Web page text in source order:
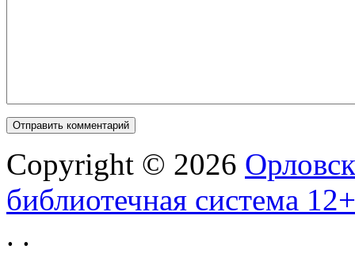
Copyright © 2026
библиотечная система 12+
. .